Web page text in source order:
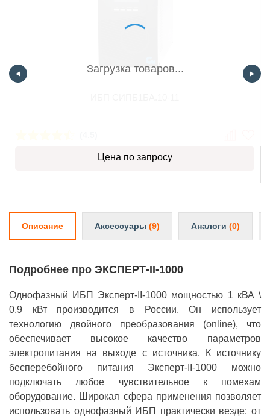
Загрузка товаров...
Цена по запросу
Описание Аксессуары (9) Аналоги (0)
Подробнее про ЭКСПЕРТ-II-1000
Однофазный ИБП Эксперт-II-1000 мощностью 1 кВА \
0.9 кВт производится в России. Он использует
технологию двойного преобразования (online), что
обеспечивает высокое качество параметров
электропитания на выходе с источника. К источнику
бесперебойного питания Эксперт-II-1000 можно
подключать любое чувствительное к помехам
оборудование. Широкая сфера применения позволяет
использовать однофазный ИБП практически везде: от